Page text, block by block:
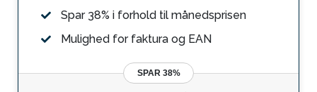
Spar 38% i forhold til månedsprisen
Mulighed for faktura og EAN
SPAR 38%